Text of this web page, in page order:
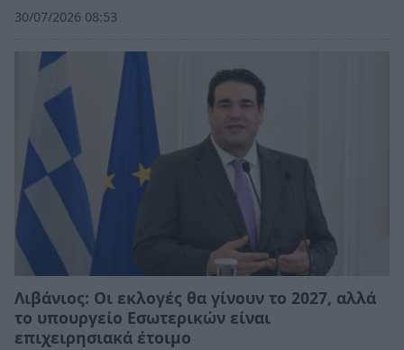
30/07/2026 08:53
Λιβάνιος: Οι εκλογές θα γίνουν το 2027, αλλά
το υπουργείο Εσωτερικών είναι
επιχειρησιακά έτοιμο